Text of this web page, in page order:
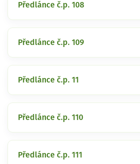
Předlánce č.p. 108
Předlánce č.p. 109
Předlánce č.p. 11
Předlánce č.p. 110
Předlánce č.p. 111